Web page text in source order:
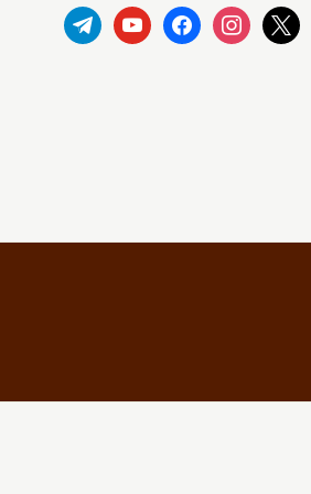
telegramyoutubefacebookinstagram
x